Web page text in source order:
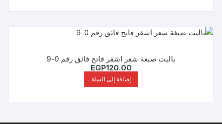
باليت صبغة شعر اشقر فاتح فائق رقم 0-9
EGP120.00
إضافة إلى السلة